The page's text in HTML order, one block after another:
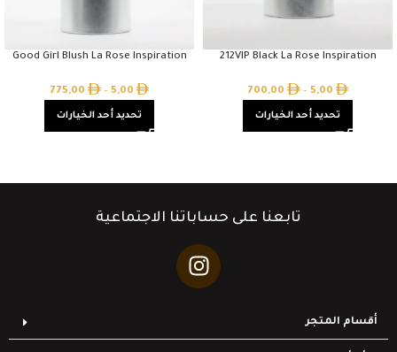
212VIP Black La Rose Inspiration
5,00
–
700,00
تحديد أحد الخيارات
Good Girl Blush La Rose Inspiration
5,00
–
775,00
تحديد أحد الخيارات
تابعنا على حساباتنا الاجتماعية
أقسام المتجر